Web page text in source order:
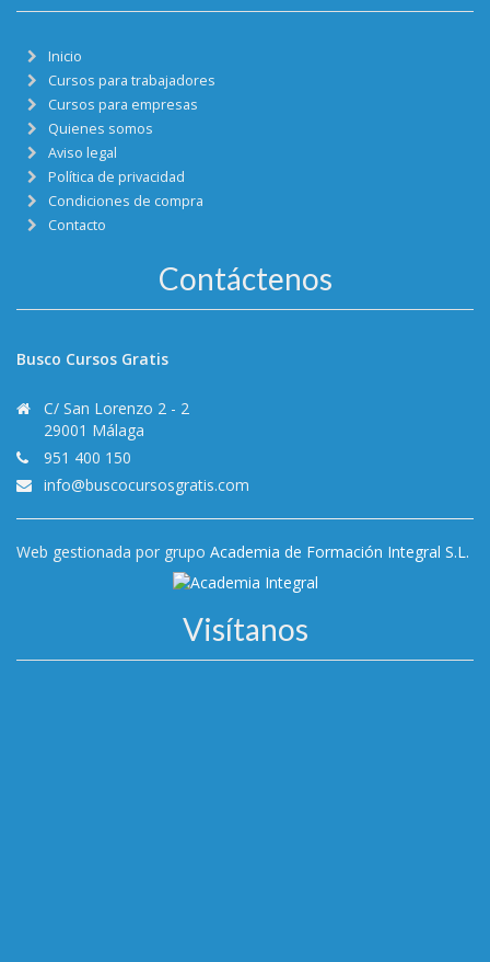
Inicio
Cursos para trabajadores
Cursos para empresas
Quienes somos
Aviso legal
Política de privacidad
Condiciones de compra
Contacto
Contáctenos
Busco Cursos Gratis
C/ San Lorenzo 2 - 2
29001 Málaga
951 400 150
info@buscocursosgratis.com
Web gestionada por grupo Academia de Formación Integral S.L.
Visítanos